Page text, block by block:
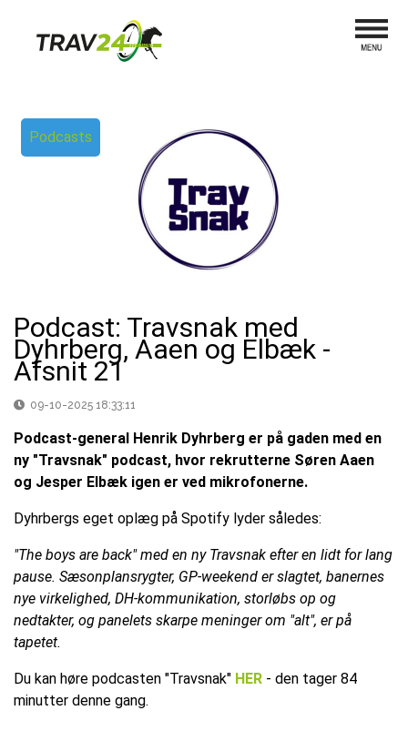
Podcasts
Podcast: Travsnak med
Dyhrberg, Aaen og Elbæk -
Afsnit 21
09-10-2025 18:33:11
Podcast-general Henrik Dyhrberg er på gaden med en
ny "Travsnak" podcast, hvor rekrutterne Søren Aaen
og Jesper Elbæk igen er ved mikrofonerne.
Dyhrbergs eget oplæg på Spotify lyder således:
"The boys are back" med en ny Travsnak efter en lidt for lang
pause. Sæsonplansrygter, GP-weekend er slagtet, banernes
nye virkelighed, DH-kommunikation, storløbs op og
nedtakter, og panelets skarpe meninger om "alt", er på
tapetet.
Du kan høre podcasten "Travsnak" HER - den tager 84
minutter denne gang.